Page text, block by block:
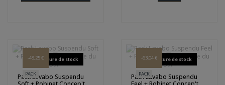
-48,25 €
PACK
Rupture de stock
Pack Lavabo Suspendu
-63,04 €
PACK
Rupture de stock
Pack Lavabo Suspendu